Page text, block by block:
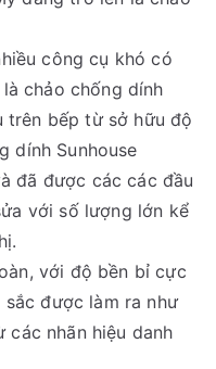
công cụ khó có
chảo chống dính
trên bếp từ sở hữu độ
dính Sunhouse
đã được các các đầu
với số lượng lớn kể
với độ bền bỉ cực
được làm ra như
nhãn hiệu danh